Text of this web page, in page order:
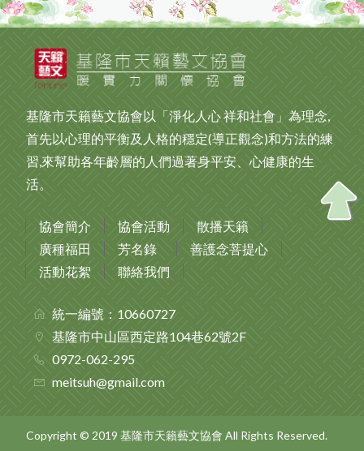
基隆市天籟藝文協會以「淨化人心 祥和社會」為理念,
首先以心理的平衡及人格的穩定(導正觀念)和方法的練
習,來幫助各年齡層的人們過著身平安、心健康的生
活。
協會簡介 協會活動
散播天籟
廣種福田
芳名錄
善護念菩提心
活動花絮
聯絡我們
統一編號：10660727
基隆市中山區西定路104巷62號2F
0972-062-295
meitsuh@gmail.com
Copyright © 2019 基隆市天籟藝文協會 All Rights Reserved.